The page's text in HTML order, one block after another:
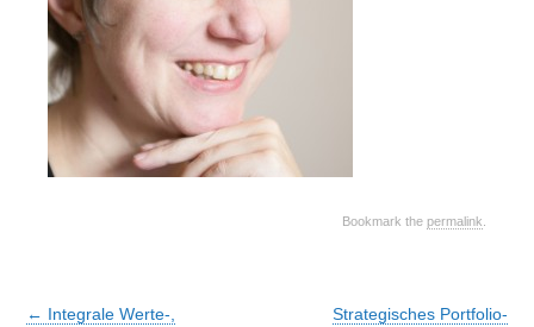
Bookmark the permalink
Post
← Integrale Werte-,
Strategisches Portfolio-